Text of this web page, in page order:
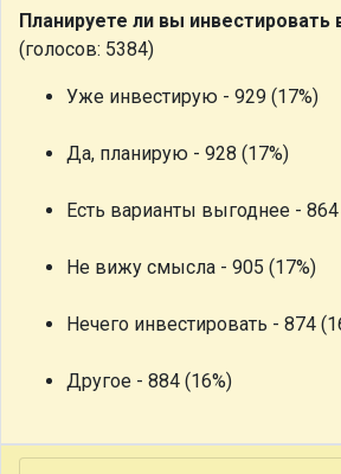
Планируете ли вы инвестировать
(голосов: 5384)
Уже инвестирую - 929 (17%)
Да, планирую - 928 (17%)
Есть варианты выгоднее - 864
Не вижу смысла - 905 (17%)
Нечего инвестировать - 874
Другое - 884 (16%)